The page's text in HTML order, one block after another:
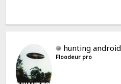
hunting android
Floodeur pro